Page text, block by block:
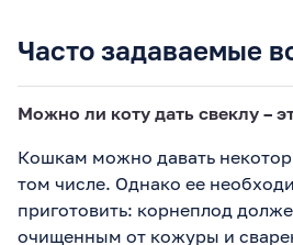
Часто задаваемые
Можно ли коту дать свеклу –
Кошкам можно давать
том числе. Однако ее
приготовить: корнеплод
очищенным от кожуры и